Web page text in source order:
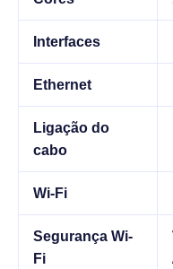
Interfaces
Ethernet
Ligação do
cabo
Wi-Fi
Segurança Wi-
Fi